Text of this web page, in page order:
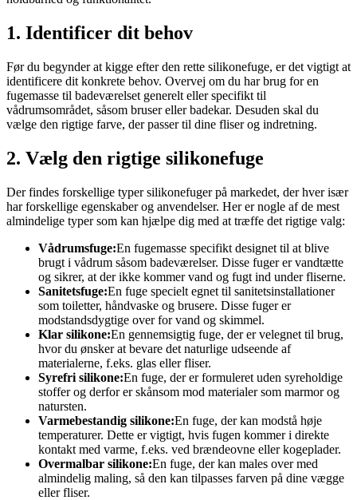
1. Identificer dit behov
Før du begynder at kigge efter den rette silikonefuge, er det vigtigt at
identificere dit konkrete behov. Overvej om du har brug for en
fugemasse til badeværelset generelt eller specifikt til
vådrumsområdet, såsom bruser eller badekar. Desuden skal du
vælge den rigtige farve, der passer til dine fliser og indretning.
2. Vælg den rigtige silikonefuge
Der findes forskellige typer silikonefuger på markedet, der hver især
har forskellige egenskaber og anvendelser. Her er nogle af de mest
almindelige typer som kan hjælpe dig med at træffe det rigtige valg:
Vådrumsfuge:En fugemasse specifikt designet til at blive
brugt i vådrum såsom badeværelser. Disse fuger er vandtætte
og sikrer, at der ikke kommer vand og fugt ind under fliserne.
Sanitetsfuge:En fuge specielt egnet til sanitetsinstallationer
som toiletter, håndvaske og brusere. Disse fuger er
modstandsdygtige over for vand og skimmel.
Klar silikone:En gennemsigtig fuge, der er velegnet til brug,
hvor du ønsker at bevare det naturlige udseende af
materialerne, f.eks. glas eller fliser.
Syrefri silikone:En fuge, der er formuleret uden syreholdige
stoffer og derfor er skånsom mod materialer som marmor og
natursten.
Varmebestandig silikone:En fuge, der kan modstå høje
temperaturer. Dette er vigtigt, hvis fugen kommer i direkte
kontakt med varme, f.eks. ved brændeovne eller kogeplader.
Overmalbar silikone:En fuge, der kan males over med
almindelig maling, så den kan tilpasses farven på dine vægge
eller fliser.